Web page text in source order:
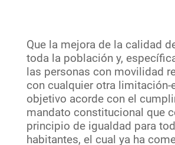
Que la mejora de la calidad
toda la población y,
las personas con movilidad
con cualquier otra limitación-
objetivo acorde con el
mandato constitucional que
principio de igualdad para
habitantes, el cual ya ha